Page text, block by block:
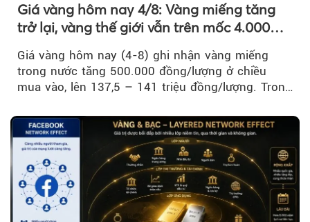
Giá vàng hôm nay 4/8: Vàng miếng tăng
trở lại, vàng thế giới vẫn trên mốc 4.000
Giá vàng hôm nay (4-8) ghi nhận vàng miếng
trong nước tăng 500.000 đồng/lượng ở chiều
mua vào, lên 137,5 – 141 triệu đồng/lượng. Trong
trì trên ngưỡng 4.000 USD/ounce.